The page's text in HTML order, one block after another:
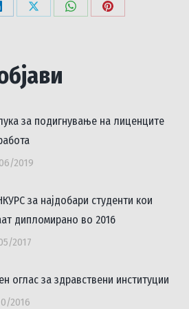
Share
Share
Share
за подигнување на лиценците
2019
за најдобари студенти кои
дипломирано во 2016
2017
оглас за здравствени институции
2016